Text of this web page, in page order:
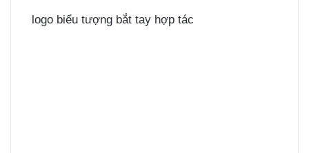
logo biểu tượng bắt tay hợp tác